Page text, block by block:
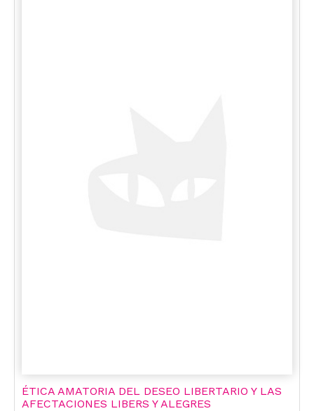
ÉTICA AMATORIA DEL DESEO LIBERTARIO Y LAS
AFECTACIONES LIBERS Y ALEGRES